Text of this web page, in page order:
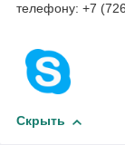
телефону: +7
Скрыть